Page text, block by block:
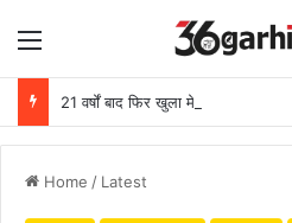
Menu
21 वर्षों बाद फिर खुला मेटापारा
Home / Latest